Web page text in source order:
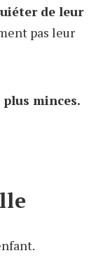
de leur
pas leur
minces.